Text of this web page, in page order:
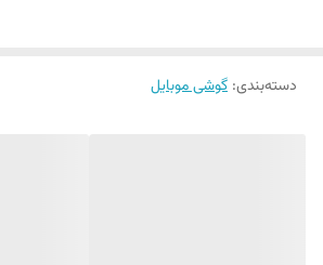
دسته‌بندی: گوشی موبایل